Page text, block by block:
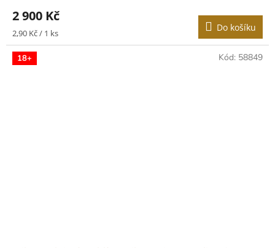
2 900 Kč
Měrná
cena:
2,90 Kč / 1 ks Do košíku
18+ Kód: 58849